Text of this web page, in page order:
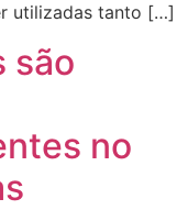
utilizadas tanto […]
são
no